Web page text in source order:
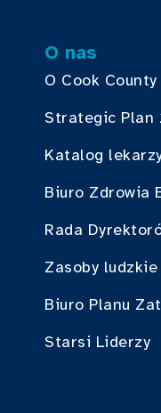
O nas
O Cook
Strategic
Katalog
Biuro Zdrowia
Rada
Zasoby ludzkie
Biuro Planu
Starsi Liderzy